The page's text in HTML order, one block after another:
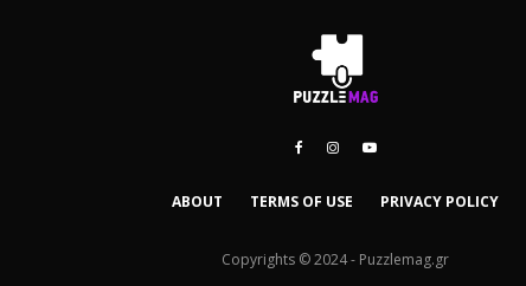
ABOUT TERMS OF USE PRIVACY POLICY
Copyrights © 2024 - Puzzlemag.gr